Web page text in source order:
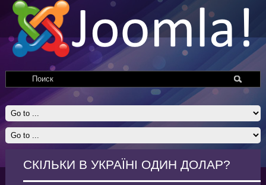
СКІЛЬКИ В УКРАЇНІ ОДИН ДОЛАР?